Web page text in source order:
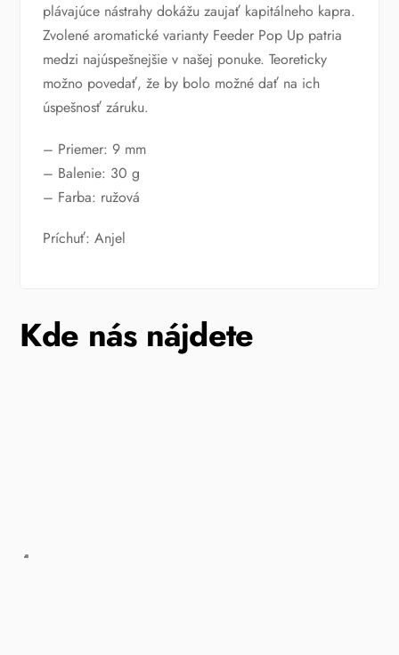
plávajúce nástrahy dokážu zaujať kapitálneho kapra.
Zvolené aromatické varianty Feeder Pop Up patria
medzi najúspešnejšie v našej ponuke. Teoreticky
možno povedať, že by bolo možné dať na ich
úspešnosť záruku.
– Priemer: 9 mm
– Balenie: 30 g
– Farba: ružová
Príchuť: Anjel
Kde nás nájdete